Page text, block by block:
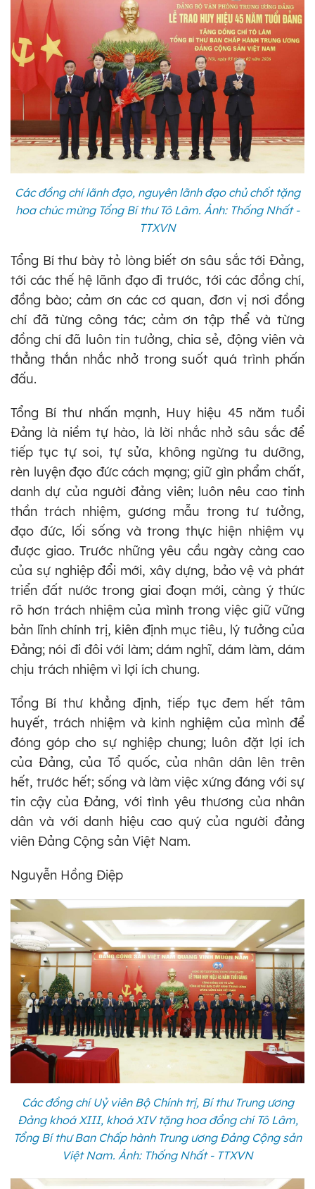
Các đồng chí lãnh đạo, nguyên lãnh đạo chủ chốt tặng
hoa chúc mừng Tổng Bí thư Tô Lâm. Ảnh: Thống Nhất -
TTXVN
Tổng Bí thư bày tỏ lòng biết ơn sâu sắc tới Đảng,
tới các thế hệ lãnh đạo đi trước, tới các đồng chí,
đồng bào; cảm ơn các cơ quan, đơn vị nơi đồng
chí đã từng công tác; cảm ơn tập thể và từng
đồng chí đã luôn tin tưởng, chia sẻ, động viên và
thẳng thắn nhắc nhở trong suốt quá trình phấn
đấu.
Tổng Bí thư nhấn mạnh, Huy hiệu 45 năm tuổi
Đảng là niềm tự hào, là lời nhắc nhở sâu sắc để
tiếp tục tự soi, tự sửa, không ngừng tu dưỡng,
rèn luyện đạo đức cách mạng; giữ gìn phẩm chất,
danh dự của người đảng viên; luôn nêu cao tinh
thần trách nhiệm, gương mẫu trong tư tưởng,
đạo đức, lối sống và trong thực hiện nhiệm vụ
được giao. Trước những yêu cầu ngày càng cao
của sự nghiệp đổi mới, xây dựng, bảo vệ và phát
triển đất nước trong giai đoạn mới, càng ý thức
rõ hơn trách nhiệm của mình trong việc giữ vững
bản lĩnh chính trị, kiên định mục tiêu, lý tưởng của
Đảng; nói đi đôi với làm; dám nghĩ, dám làm, dám
chịu trách nhiệm vì lợi ích chung.
Tổng Bí thư khẳng định, tiếp tục đem hết tâm
huyết, trách nhiệm và kinh nghiệm của mình để
đóng góp cho sự nghiệp chung; luôn đặt lợi ích
của Đảng, của Tổ quốc, của nhân dân lên trên
hết, trước hết; sống và làm việc xứng đáng với sự
tin cậy của Đảng, với tình yêu thương của nhân
dân và với danh hiệu cao quý của người đảng
viên Đảng Cộng sản Việt Nam.
Nguyễn Hồng Điệp
Các đồng chí Uỷ viên Bộ Chính trị, Bí thư Trung ương
Đảng khoá XIII, khoá XIV tặng hoa đồng chí Tô Lâm,
Tổng Bí thư Ban Chấp hành Trung ương Đảng Cộng sản
Việt Nam. Ảnh: Thống Nhất - TTXVN